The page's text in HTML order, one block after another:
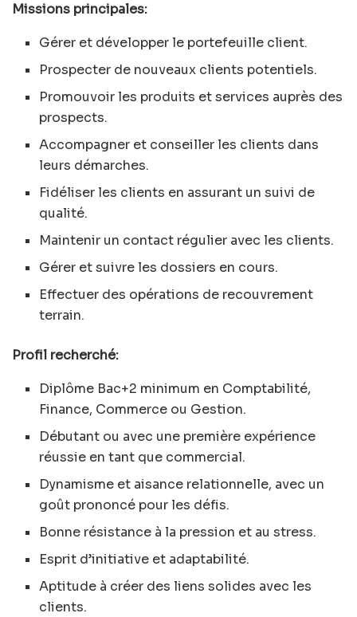
Missions principales:
Gérer et développer le portefeuille client.
Prospecter de nouveaux clients potentiels.
Promouvoir les produits et services auprès des
prospects.
Accompagner et conseiller les clients dans
leurs démarches.
Fidéliser les clients en assurant un suivi de
qualité.
Maintenir un contact régulier avec les clients.
Gérer et suivre les dossiers en cours.
Effectuer des opérations de recouvrement
terrain.
Profil recherché:
Diplôme Bac+2 minimum en Comptabilité,
Finance, Commerce ou Gestion.
Débutant ou avec une première expérience
réussie en tant que commercial.
Dynamisme et aisance relationnelle, avec un
goût prononcé pour les défis.
Bonne résistance à la pression et au stress.
Esprit d’initiative et adaptabilité.
Aptitude à créer des liens solides avec les
clients.